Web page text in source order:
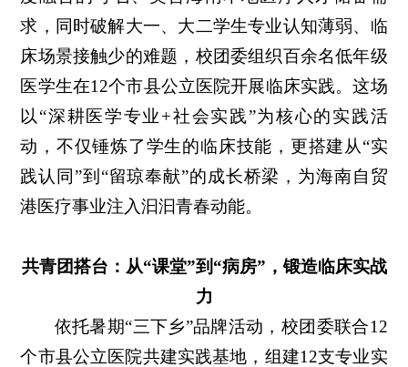
求，同时破解大一、大二学生专业认知薄弱、临
床场景接触少的难题，校团委组织百余名低年级
医学生在12个市县公立医院开展临床实践。这场
以“深耕医学专业+社会实践”为核心的实践活
动，不仅锤炼了学生的临床技能，更搭建从“实
践认同”到“留琼奉献”的成长桥梁，为海南自贸
港医疗事业注入汩汩青春动能。
共青团搭台： 从“课堂”到“病房”，锻造临床实战
力
依托暑期“三下乡”品牌活动，校团委联合12
个市县公立医院共建实践基地，组建12支专业实